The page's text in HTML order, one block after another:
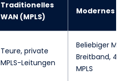
Traditionelles
WAN (MPLS)
Modernes
Teure, private
MPLS-Leitungen
Beliebiger Mix:
Breitband,
MPLS